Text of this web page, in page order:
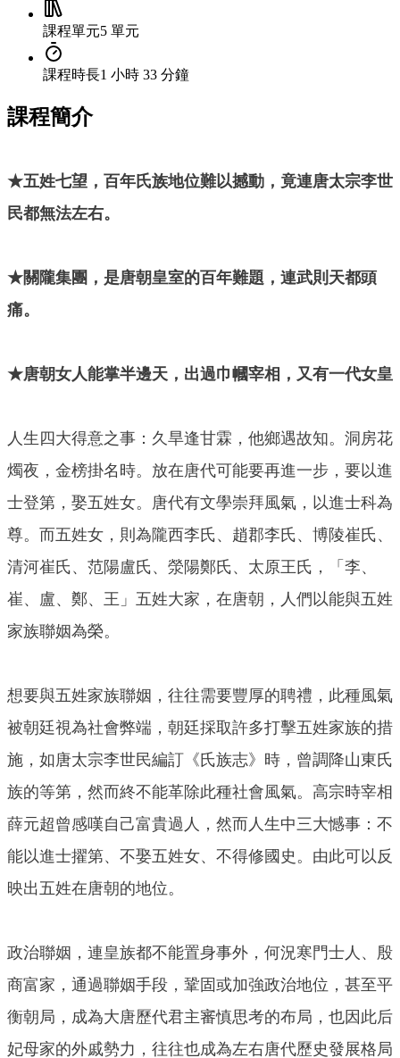
課程單元5 單元
課程時長1 小時 33 分鐘
課程簡介
★五姓七望，百年氏族地位難以撼動，竟連唐太宗李世
民都無法左右。
★關隴集團，是唐朝皇室的百年難題，連武則天都頭
痛。
★唐朝女人能掌半邊天，出過巾幗宰相，又有一代女皇
人生四大得意之事：久旱逢甘霖，他鄉遇故知。洞房花
燭夜，金榜掛名時。放在唐代可能要再進一步，要以進
士登第，娶五姓女。唐代有文學崇拜風氣，以進士科為
尊。而五姓女，則為隴西李氏、趙郡李氏、博陵崔氏、
清河崔氏、范陽盧氏、滎陽鄭氏、太原王氏，「李、
崔、盧、鄭、王」五姓大家，在唐朝，人們以能與五姓
家族聯姻為榮。
想要與五姓家族聯姻，往往需要豐厚的聘禮，此種風氣
被朝廷視為社會弊端，朝廷採取許多打擊五姓家族的措
施，如唐太宗李世民編訂《氏族志》時，曾調降山東氏
族的等第，然而終不能革除此種社會風氣。高宗時宰相
薛元超曾感嘆自己富貴過人，然而人生中三大憾事：不
能以進士擢第、不娶五姓女、不得修國史。由此可以反
映出五姓在唐朝的地位。
政治聯姻，連皇族都不能置身事外，何況寒門士人、殷
商富家，通過聯姻手段，鞏固或加強政治地位，甚至平
衡朝局，成為大唐歷代君主審慎思考的布局，也因此后
妃母家的外戚勢力，往往也成為左右唐代歷史發展格局